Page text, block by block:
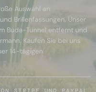
Auswahl an
Brillenfassungen. Unser
Buda-Tunnel entfernt und
Kaufen Sie bei uns
14-tägigen